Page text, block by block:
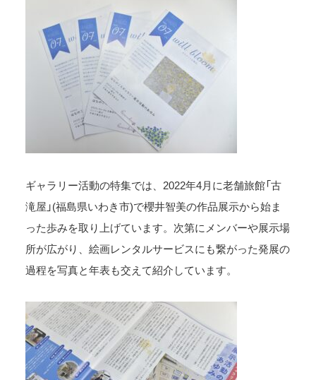
ギャラリー活動の特集では、2022年4月に老舗旅館「古
滝屋」(福島県いわき市)で櫻井智美の作品展示から始ま
った歩みを取り上げています。次第にメンバーや展示場
所が広がり、絵画レンタルサービスにも繋がった発展の
過程を写真と年表も交えて紹介しています。